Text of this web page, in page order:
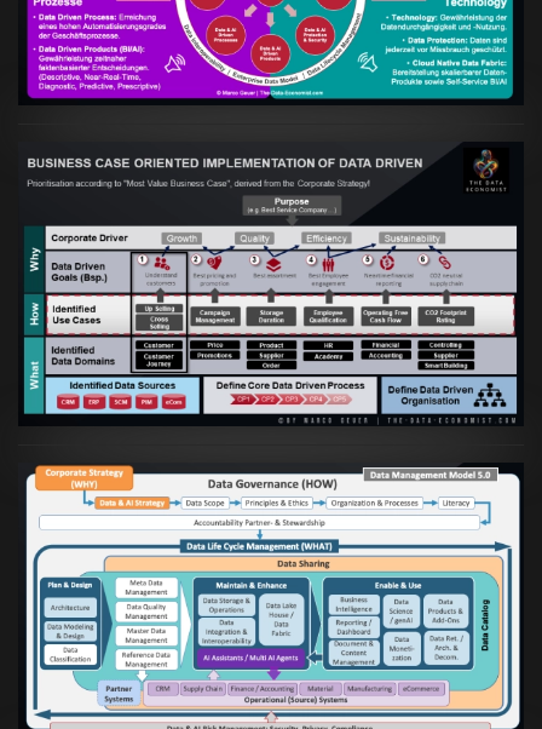
VIEW
Artikel:
Business Case orientierte
Etablierung einer Data Driven Company
VIEW
Artikel:Die moderne Architektur für
Daten- und KI-orientierte Unternehmen
VIEW